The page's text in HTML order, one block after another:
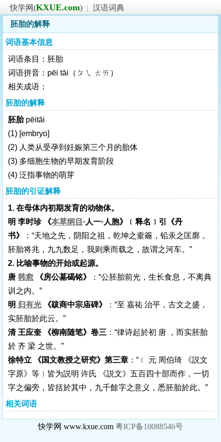
快学网(KXUE.com) | 汉语词典
胚胎的解释
词语基本信息
词语条目：胚胎
词语拼音：pēi tāi（ㄆㄟ ㄊㄞ）
相关成语：
胚胎的解释
胚胎 pēitāi
(1) [embryo]
(2) 人类从受孕到妊娠第三个月的胎体
(3) 多细胞生物的早期发育阶段
(4) 泛指事物的萌芽
胚胎的引证解释
1. 在母体内初期发育的动物体。
明 李时珍 《本草纲目 ·人一·人胞》﹝释名﹞引《丹
书》
：“天地之先，阴阳之祖，乾坤之槖籥，铅汞之匡廓，
胚胎将兆，九九数足，我则乘而载之，故谓之河车。”
2. 比喻事物的开始或起源。
唐 韩愈 《房公墓碣铭》
：“公胚胎前光，生长食息，不离典
训之内。”
明 归有光 《跋商中宗庙碑》
：“至 嘉祐 治平，古文之盛，
实胚胎於此云。”
清 王应奎 《柳南随笔》卷三 ：“律诗起於初 唐 ，而实胚胎
於 齐 梁 之世。”
徐特立 《国文教授之研究》第三章 ：“﹝ 元 周伯琦 《説文
字原》等﹞皆为説明 许氏 《説文》五百四十部而作，一切
字之偏旁，皆括於其中，九千餘字之意义，悉胚胎於此。”
相关词语
快学网 www.kxue.com 粤ICP备10088546号